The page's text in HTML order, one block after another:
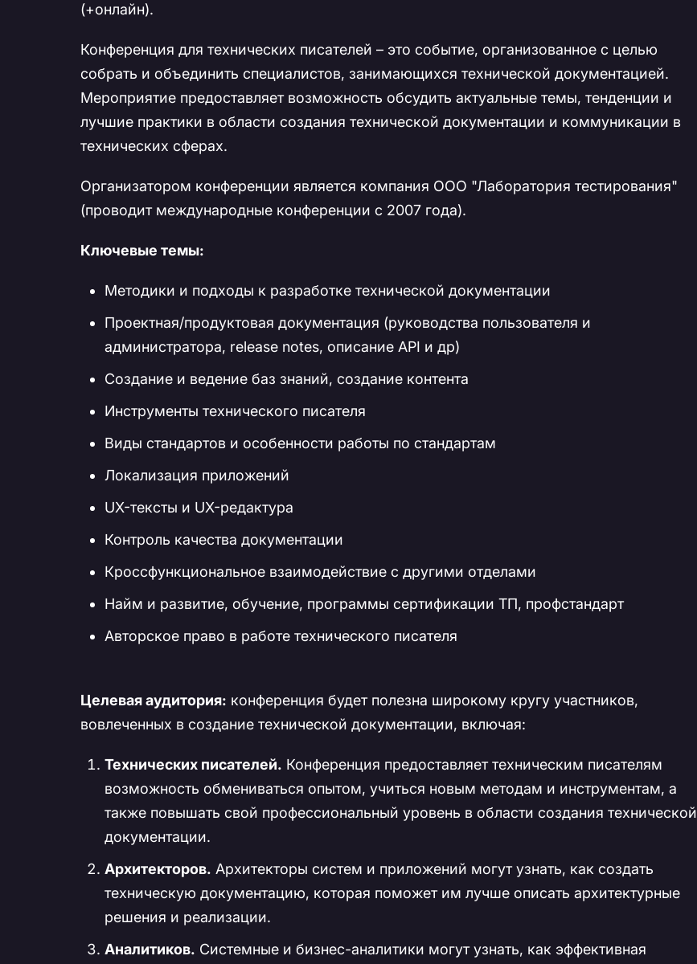
(+онлайн).
Конференция для технических писателей – это событие, организованное с целью
собрать и объединить специалистов, занимающихся технической документацией.
Мероприятие предоставляет возможность обсудить актуальные темы, тенденции и
лучшие практики в области создания технической документации и коммуникации в
технических сферах.
Организатором конференции является компания ООО "Лаборатория тестирования"
(проводит международные конференции с 2007 года).
Ключевые темы:
Методики и подходы к разработке технической документации
Проектная/продуктовая документация (руководства пользователя и
администратора, release notes, описание API и др)
Создание и ведение баз знаний, создание контента
Инструменты технического писателя
Виды стандартов и особенности работы по стандартам
Локализация приложений
UX-тексты и UX-редактура
Контроль качества документации
Кроссфункциональное взаимодействие с другими отделами
Найм и развитие, обучение, программы сертификации ТП, профстандарт
Авторское право в работе технического писателя
Целевая аудитория: конференция будет полезна широкому кругу участников,
вовлеченных в создание технической документации, включая:
Технических писателей. Конференция предоставляет техническим писателям
возможность обмениваться опытом, учиться новым методам и инструментам, а
также повышать свой профессиональный уровень в области создания технической
документации.
Архитекторов. Архитекторы систем и приложений могут узнать, как создать
техническую документацию, которая поможет им лучше описать архитектурные
решения и реализации.
Аналитиков. Системные и бизнес-аналитики могут узнать, как эффективная